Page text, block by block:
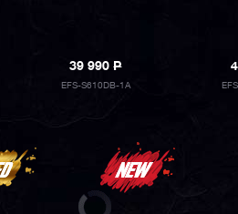
39 990P
EFS-S610DB-1A